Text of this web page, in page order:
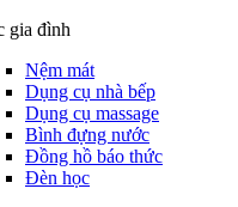
gia đình
Nệm mát
Dụng cụ nhà bếp
Dụng cụ massage
Bình đựng nước
Đồng hồ báo thức
Đèn học